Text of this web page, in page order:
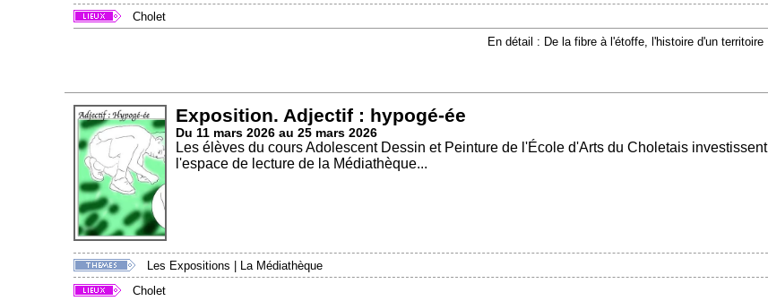
Cholet
En détail : De la fibre à l'étoffe, l'histoire d'un territoire
Exposition. Adjectif : hypogé-ée
Du 11 mars 2026 au 25 mars 2026
Les élèves du cours Adolescent Dessin et Peinture de l'École d'Arts du Choletais investissent
l'espace de lecture de la Médiathèque...
Les Expositions
La Médiathèque
Cholet